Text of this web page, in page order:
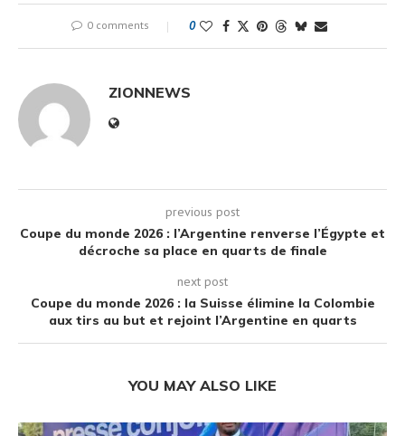
0 comments 0
ZIONNEWS
previous post
Coupe du monde 2026 : l’Argentine renverse l’Égypte et
décroche sa place en quarts de finale
next post
Coupe du monde 2026 : la Suisse élimine la Colombie
aux tirs au but et rejoint l’Argentine en quarts
YOU MAY ALSO LIKE